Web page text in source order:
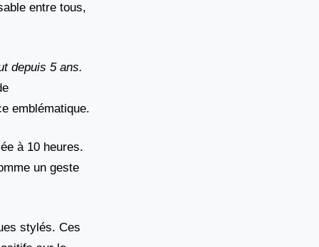
entre tous,
depuis 5 ans.
emblématique.
à 10 heures.
un geste
stylés. Ces